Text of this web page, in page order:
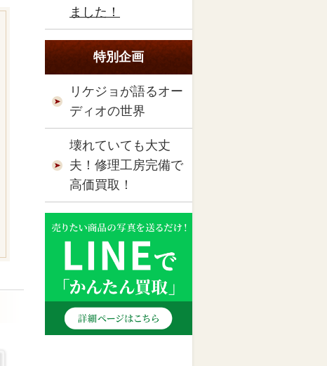
ました！
特別企画
リケジョが語るオー
ディオの世界
壊れていても大丈
夫！修理工房完備で
高価買取！